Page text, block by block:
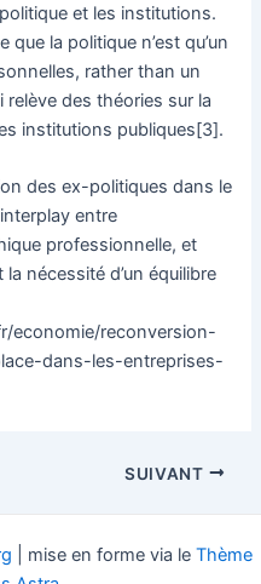
et les institutions.
que la politique n’est qu’un
rather than un
des théories sur la
institutions publiques[3].
des ex-politiques dans le
entre
professionnelle, et
nécessité d’un équilibre
economie/reconversion-
dans-les-entreprises-
SUIVANT
| mise en forme via le Thème